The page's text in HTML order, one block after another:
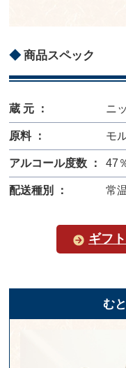
商品スペック
蔵 元 ： ニ
原料 ： モ
アルコール度数 ： 47
配送種別 ： 常
ギフ
む